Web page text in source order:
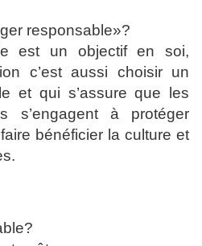
responsable»?
est un objectif en soi,
c’est aussi choisir un
et qui s’assure que les
s’engagent à protéger
bénéficier la culture et